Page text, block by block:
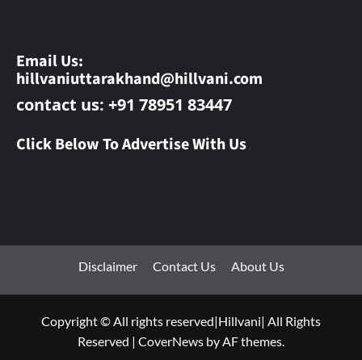
Email Us:
hillvaniuttarakhand@hillvani.com
contact us: +91 78951 83447
Click Below To Advertise With Us
Disclaimer Contact Us About Us
Copyright © All rights reserved|Hillvani| All Rights
Reserved | CoverNews by AF themes.